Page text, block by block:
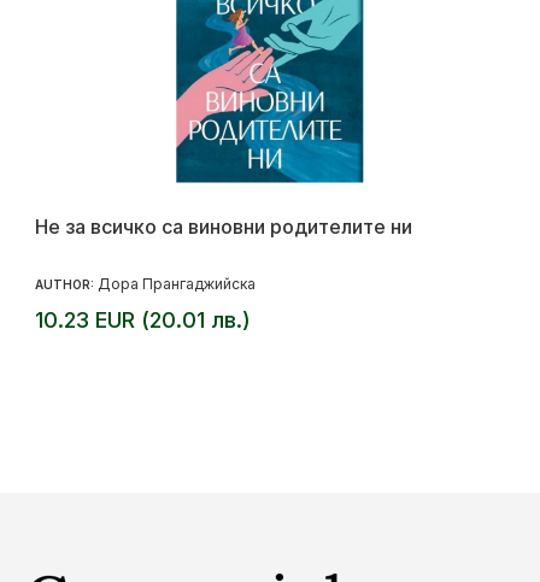
Не за всичко са виновни родителите ни
AUTHOR: Дора Прангаджийска
10.23 EUR (20.01 лв.)